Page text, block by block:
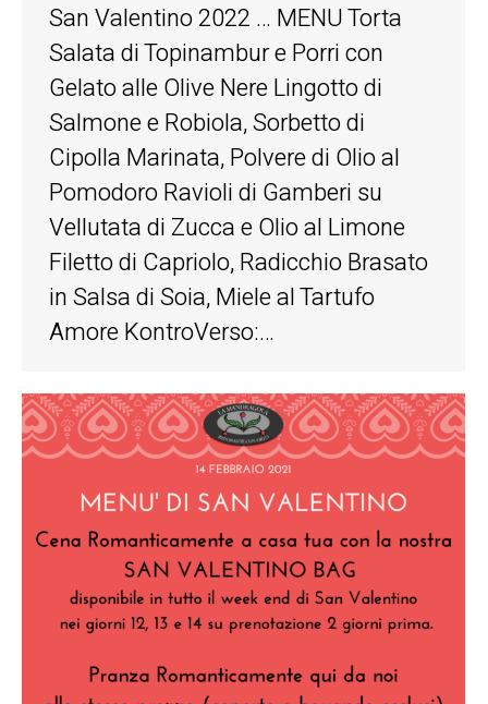
San Valentino 2022 … MENU Torta
Salata di Topinambur e Porri con
Gelato alle Olive Nere Lingotto di
Salmone e Robiola, Sorbetto di
Cipolla Marinata, Polvere di Olio al
Pomodoro Ravioli di Gamberi su
Vellutata di Zucca e Olio al Limone
Filetto di Capriolo, Radicchio Brasato
in Salsa di Soia, Miele al Tartufo
Amore KontroVerso:…